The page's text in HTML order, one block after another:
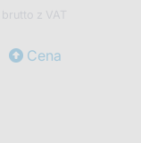
z VAT
Cena